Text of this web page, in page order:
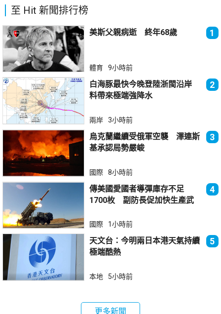
至 Hit 新聞排行榜
美斯父親病逝 終年68歲 1
體育 9小時前
白海豚最快今晚登陸浙閩沿岸
料帶來極端強降水
2
兩岸 3小時前
烏克蘭繼續受俄軍空襲 澤連斯
基承認局勢嚴峻
3
國際 8小時前
傳美國愛國者導彈庫存不足
1700枚 副防長促加快生產武
4
國際 1小時前
天文台：今明兩日本港天氣持續
極端酷熱
5
本地 5小時前
更多新聞